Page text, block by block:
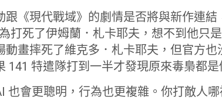
跟《現代戰域》的劇情是否將與新作連
打死了伊姆蘭．札卡耶夫，想不到他只
動畫摔死了維克多．札卡耶夫，但官方
141 特遣隊打到一半才發現原來毒梟都
也會更聰明，行為也更複雜。你打敵人